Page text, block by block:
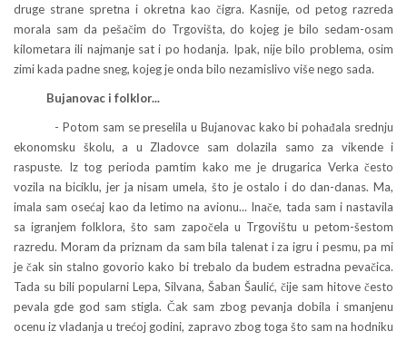
druge strane spretna i okretna kao čigra. Kasnije, od petog razreda
morala sam da pešačim do Trgovišta, do kojeg je bilo sedam-osam
kilometara ili najmanje sat i po hodanja. Ipak, nije bilo problema, osim
zimi kada padne sneg, kojeg je onda bilo nezamislivo više nego sada.
Bujanovac i folklor...
- Potom sam se preselila u Bujanovac kako bi pohađala srednju
ekonomsku školu, a u Zladovce sam dolazila samo za vikende i
raspuste. Iz tog perioda pamtim kako me je drugarica Verka često
vozila na biciklu, jer ja nisam umela, što je ostalo i do dan-danas. Ma,
imala sam osećaj kao da letimo na avionu... Inače, tada sam i nastavila
sa igranjem folklora, što sam započela u Trgovištu u petom-šestom
razredu. Moram da priznam da sam bila talenat i za igru i pesmu, pa mi
je čak sin stalno govorio kako bi trebalo da budem estradna pevačica.
Tada su bili popularni Lepa, Silvana, Šaban Šaulić, čije sam hitove često
pevala gde god sam stigla. Čak sam zbog pevanja dobila i smanjenu
ocenu iz vladanja u trećoj godini, zapravo zbog toga što sam na hodniku